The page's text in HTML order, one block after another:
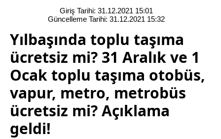
Giriş Tarihi: 31.12.2021 15:01
Güncelleme Tarihi: 31.12.2021 15:32
Yılbaşında toplu taşıma
ücretsiz mi? 31 Aralık ve 1
Ocak toplu taşıma otobüs,
vapur, metro, metrobüs
ücretsiz mi? Açıklama
geldi!